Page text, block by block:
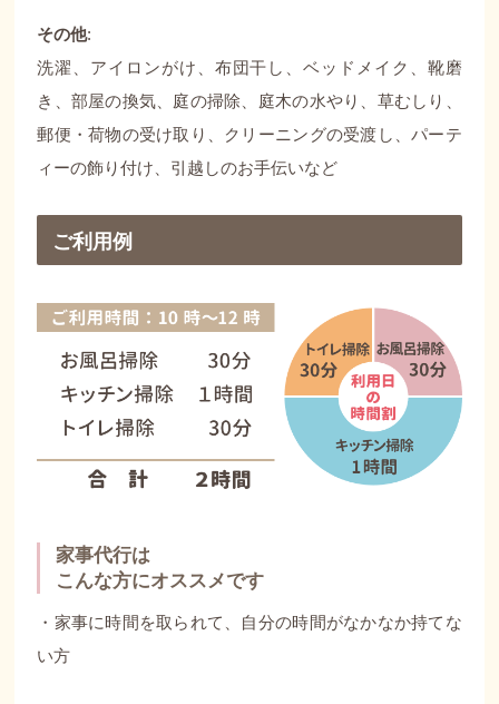
その他:
洗濯、アイロンがけ、布団干し、ベッドメイク、靴磨
き、部屋の換気、庭の掃除、庭木の水やり、草むしり、
郵便・荷物の受け取り、クリーニングの受渡し、パーテ
ィーの飾り付け、引越しのお手伝いなど
ご利用例
家事代行は
こんな方にオススメです
・家事に時間を取られて、自分の時間がなかなか持てな
い方